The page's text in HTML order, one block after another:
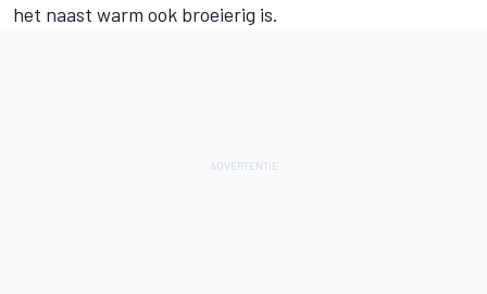
het naast warm ook broeierig is.